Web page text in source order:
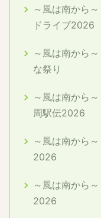
～風は南から
ドライブ2026
～風は南から
な祭り
～風は南から
周駅伝2026
～風は南から
2026
～風は南から
2026